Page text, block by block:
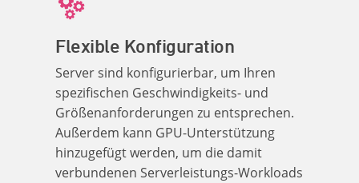
Flexible Konfiguration
Server sind konfigurierbar, um Ihren
spezifischen Geschwindigkeits- und
Größenanforderungen zu entsprechen.
Außerdem kann GPU-Unterstützung
hinzugefügt werden, um die damit
verbundenen Serverleistungs-Workloads